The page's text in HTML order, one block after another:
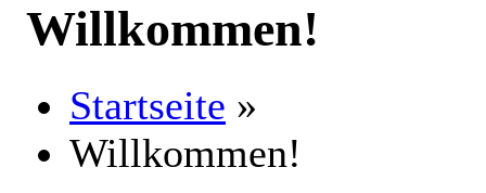
Willkommen!
Startseite »
Willkommen!